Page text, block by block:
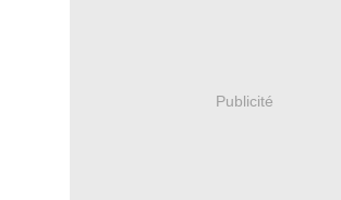
Publicité